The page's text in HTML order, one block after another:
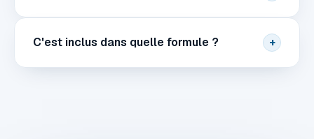
C'est inclus dans quelle formule ? +